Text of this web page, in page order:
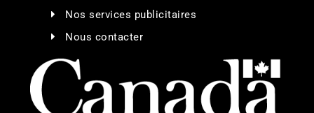
Nos services publicitaires
Nous contacter